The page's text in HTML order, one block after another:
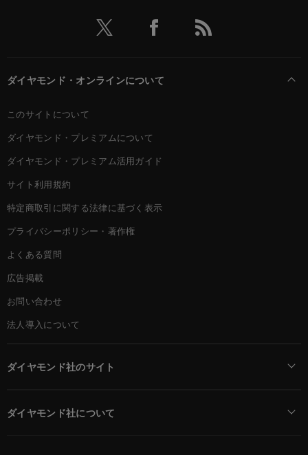
ダイヤモンド・オンラインについて
このサイトについて
ダイヤモンド・プレミアムについて
ダイヤモンド・プレミアム活用ガイド
サイト利用規約
特定商取引に関する法律に基づく表示
プライバシーポリシー・著作権
よくある質問
広告掲載
お問い合わせ
法人導入について
ダイヤモンド社のサイト
ダイヤモンド社について